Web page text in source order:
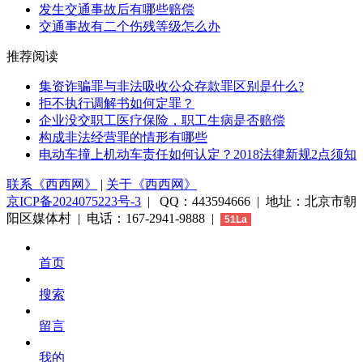
发生交通事故后有哪些赔偿
交通事故有二个伤残等级怎么办
推荐阅读
集资诈骗罪与非法吸收公众存款罪区别是什么?
拒不执行调解书如何定罪？
企业没交职工医疗保险，职工生病是否赔偿
构成非法经营罪的情形有哪些
电动车撞上机动车责任如何认定？2018法律新规2点须知
联系《西西网》 | 关于《西西网》
京ICP备2024075223号-3 | QQ：443594666 | 地址：北京市朝
阳区媒体村 | 电话：167-2941-9888 |
51La
首页
搜索
留言
我的